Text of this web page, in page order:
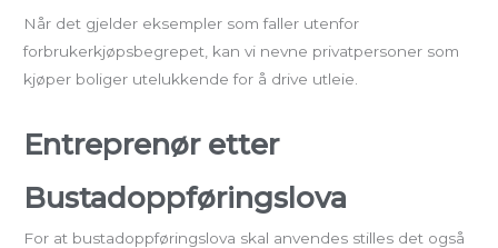
Når det gjelder eksempler som faller utenfor
forbrukerkjøpsbegrepet, kan vi nevne privatpersoner som
kjøper boliger utelukkende for å drive utleie.
Entreprenør etter
Bustadoppføringslova
For at bustadoppføringslova skal anvendes stilles det også